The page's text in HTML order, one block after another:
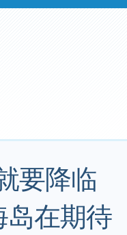
要降临
在期待